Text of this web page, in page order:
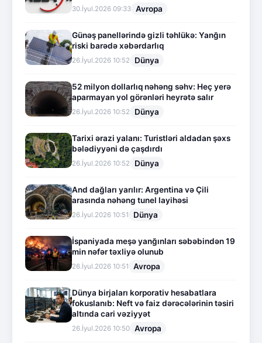
30.İyul.2026 09:33 Avropa
Günəş panellərində gizli təhlükə: Yanğın
riski barədə xəbərdarlıq
26.İyul.2026 10:52 Dünya
52 milyon dollarlıq nəhəng səhv: Heç yerə
aparmayan yol görənləri heyrətə salır
26.İyul.2026 10:52 Dünya
Tarixi ərazi yalanı: Turistləri aldadan şəxs
bələdiyyəni də çaşdırdı
26.İyul.2026 10:52 Dünya
And dağları yarılır: Argentina və Çili
arasında nəhəng tunel layihəsi
26.İyul.2026 10:51 Dünya
İspaniyada meşə yanğınları səbəbindən 19
min nəfər təxliyə olunub
26.İyul.2026 10:51 Avropa
Dünya birjaları korporativ hesabatlara
fokuslanıb: Neft və faiz dərəcələrinin təsiri
altında cari vəziyyət
26.İyul.2026 10:50 Avropa